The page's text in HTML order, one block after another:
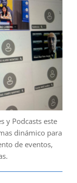
y Podcasts este
dinámico para
de eventos,